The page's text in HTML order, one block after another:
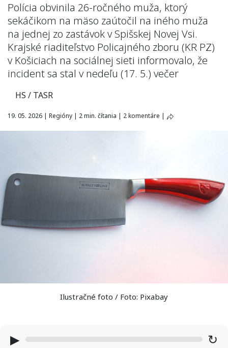
Polícia obvinila 26-ročného muža, ktorý
sekáčikom na mäso zaútočil na iného muža
na jednej zo zastávok v Spišskej Novej Vsi.
Krajské riaditeľstvo Policajného zboru (KR PZ)
v Košiciach na sociálnej sieti informovalo, že
incident sa stal v nedeľu (17. 5.) večer
HS / TASR
19. 05. 2026 | Regióny | 2 min. čítania | 2 komentáre |
Ilustračné foto / Foto: Pixabay
▶ ↻